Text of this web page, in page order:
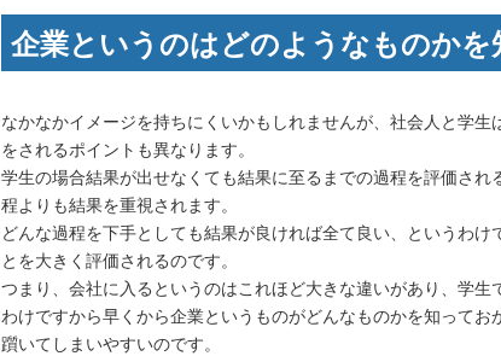
企業というのはどのようなものかを
なかなかイメージを持ちにくいかもしれませんが、社会人と学
をされるポイントも異なります。
学生の場合結果が出せなくても結果に至るまでの過程を評価さ
程よりも結果を重視されます。
どんな過程を下手としても結果が良ければ全て良い、というわけ
とを大きく評価されるのです。
つまり、会社に入るというのはこれほど大きな違いがあり、学
わけですから早くから企業というものがどんなものかを知って
躓いてしまいやすいのです。